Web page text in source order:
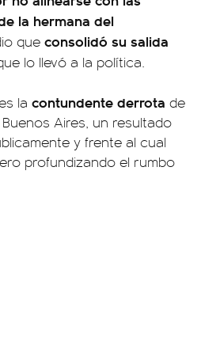
la hermana del
que consolidó su salida
lo llevó a la política.
la contundente derrota de
Aires, un resultado
y frente al cual
profundizando el rumbo